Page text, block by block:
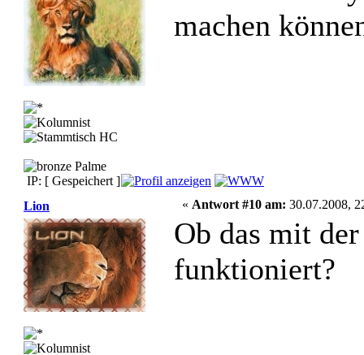
machen
IP: [ Gespeichert ]
Lion
« Antwort #10 am: 30.07.2008,
Ob das mit
funktioniert?